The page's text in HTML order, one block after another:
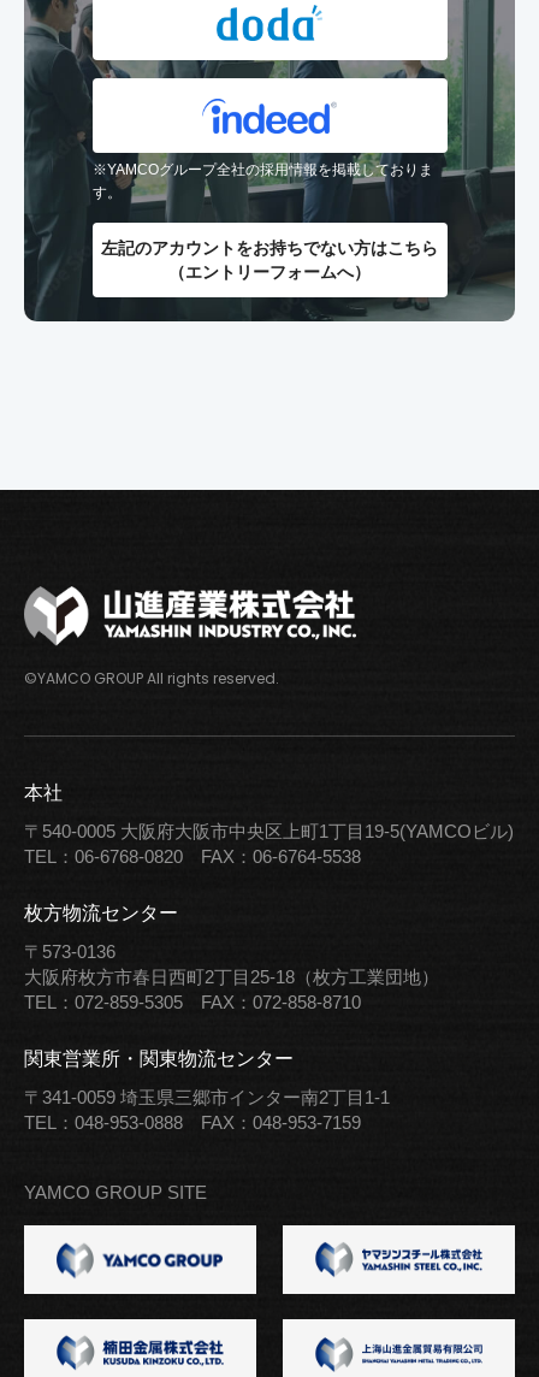
※YAMCOグループ全社の採用情報を掲載しておりま
す。
左記のアカウントをお持ちでない方はこちら
（エントリーフォームへ）
本社
〒540-0005 大阪府大阪市中央区上町1丁目19-5(YAMCOビル)
TEL：06-6768-0820
FAX：06-6764-5538
枚方物流センター
〒573-0136
大阪府枚方市春日西町2丁目25-18（枚方工業団地）
TEL：072-859-5305
FAX：072-858-8710
関東営業所・関東物流センター
〒341-0059 埼玉県三郷市インター南2丁目1-1
TEL：048-953-0888
FAX：048-953-7159
YAMCO GROUP SITE
©YAMCO GROUP All rights reserved.